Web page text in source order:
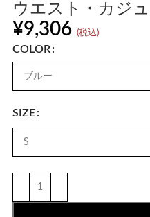
ウエスト・カジ
¥9,306 (税込)
COLOR
SIZE